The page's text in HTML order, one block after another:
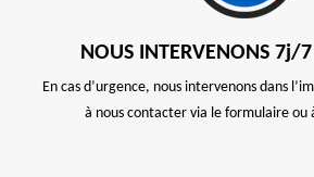
NOUS INTERVENONS
En cas d’urgence, nous intervenons dans
à nous contacter via le formulaire ou